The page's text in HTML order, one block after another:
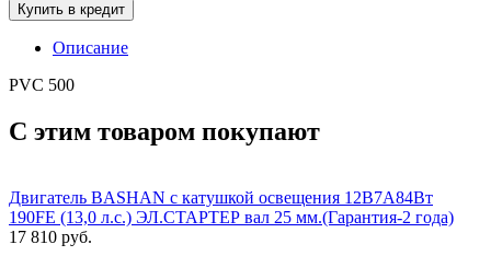
Купить в кредит
Описание
PVC 500
С этим товаром покупают
Двигатель BASHAN с катушкой освещения 12В7А84Вт
190FE (13,0 л.с.) ЭЛ.СТАРТЕР вал 25 мм.(Гарантия-2 года)
17 810 руб.